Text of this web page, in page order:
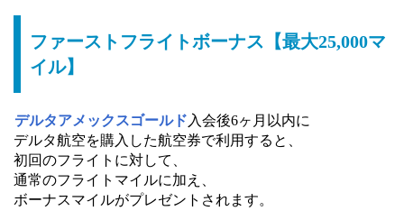
ファーストフライトボーナス【最大25,000マ
イル】
デルタアメックスゴールド 入会後6ヶ月以内に
デルタ航空を購入した航空券で利用すると、
初回のフライトに対して、
通常のフライトマイルに加え、
ボーナスマイルがプレゼントされます。